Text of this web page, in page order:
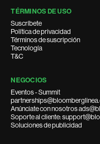
TÉRMINOS DE USO
Suscríbete
Política de privacidad
Términos de suscripción
Tecnología
T&C
NEGOCIOS
Eventos - Summit
Anúnciate con nosotros
Soporte al cliente:
Soluciones de publicidad